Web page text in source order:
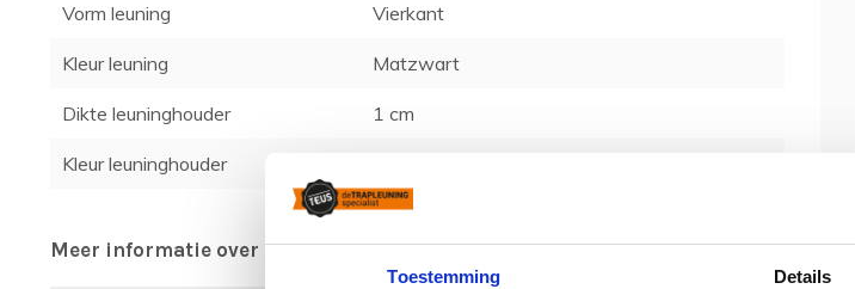
Toestemming Details
Vorm leuning Vierkant
Kleur leuning Matzwart
Dikte leuninghouder 1 cm
Kleur leuninghouder
Meer informatie over dit product vind je hieronder.